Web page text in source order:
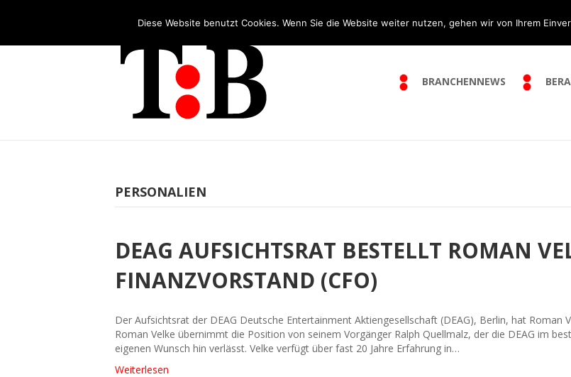
BRANCHENNEWS
PERSONALIEN
DEAG AUFSICHTSRAT BESTELLT ROMAN
FINANZVORSTAND (CFO)
Der Aufsichtsrat der DEAG Deutsche Entertainment Aktiengesellschaft (DEAG), Berlin, hat Roman
Roman Velke übernimmt die Position von seinem Vorgänger Ralph Quellmalz, der die DEAG im
eigenen Wunsch hin verlässt. Velke verfügt über fast 20 Jahre Erfahrung in…
Weiterlesen
Diese Website benutzt Cookies. Wenn Sie die Website weiter nutzen, gehen wir von Ihrem